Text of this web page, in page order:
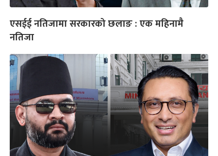
एसईई नतिजामा सरकारको छलाङ : एक महिनामै
नतिजा